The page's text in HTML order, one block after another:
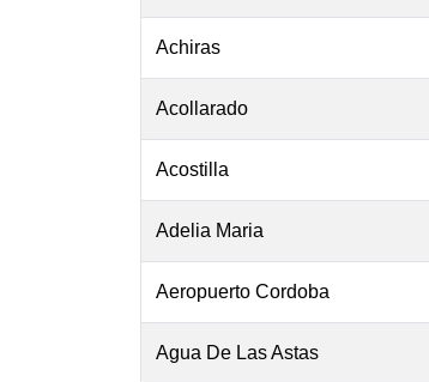
Achiras
Acollarado
Acostilla
Adelia Maria
Aeropuerto Cordoba
Agua De Las Astas